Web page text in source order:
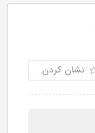
نشان کردن